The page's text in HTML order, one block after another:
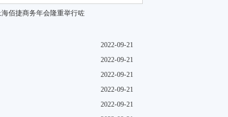
海佰捷商务年会隆重举行咗
2022-09-21
2022-09-21
2022-09-21
2022-09-21
2022-09-21